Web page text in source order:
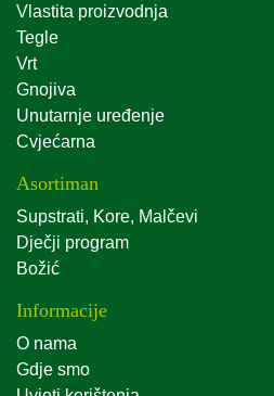
Vlastita proizvodnja
Tegle
Vrt
Gnojiva
Unutarnje uređenje
Cvjećarna
Asortiman
Supstrati, Kore, Malčevi
Dječji program
Božić
Informacije
O nama
Gdje smo